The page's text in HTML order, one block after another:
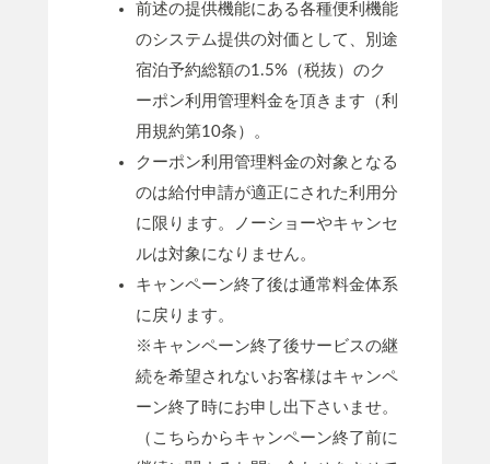
前述の提供機能にある各種便利機能
のシステム提供の対価として、別途
宿泊予約総額の1.5%（税抜）のク
ーポン利用管理料金を頂きます（利
用規約第10条）。
クーポン利用管理料金の対象となる
のは給付申請が適正にされた利用分
に限ります。ノーショーやキャンセ
ルは対象になりません。
キャンペーン終了後は通常料金体系
に戻ります。
※キャンペーン終了後サービスの継
続を希望されないお客様はキャンペ
ーン終了時にお申し出下さいませ。
（こちらからキャンペーン終了前に